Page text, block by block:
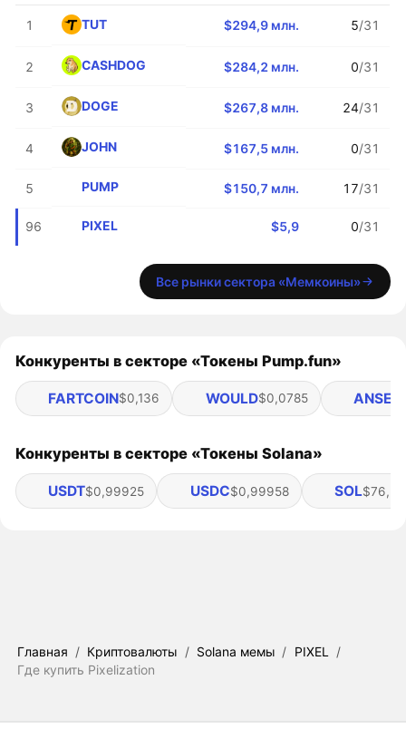
1 TUT $294,9 млн. 5/31
2 CASHDOG $284,2 млн. 0/31
3 DOGE $267,8 млн. 24/31
4 JOHN $167,5 млн. 0/31
5 PUMP $150,7 млн. 17/31
96 PIXEL $5,9 0/31
Все рынки сектора «Мемкоины»
Конкуренты в секторе «Токены Pump.fun»
FARTCOIN$0,136 WOULD$0,0785 ANSEM
Конкуренты в секторе «Токены Solana»
USDT$0,99925 USDC$0,99958 SOL$76,54
Главная / Криптовалюты / Solana мемы / PIXEL
/
Где купить Pixelization